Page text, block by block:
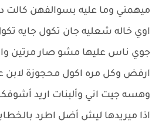
ميهمني وما عليه بسوالفهن كالت
اوي خاله شعليه جان تكول جايه
جوي ناس عليها مشو صار مرتين
ارفض وكل مره اكول محجوزة لابن
وهسه جيت اني وألبنات اريد
اذا ميريدها ليش أضل اطرد